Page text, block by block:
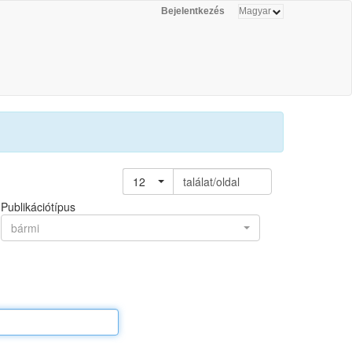
Bejelentkezés
12
találat/oldal
Publikációtípus
bármi